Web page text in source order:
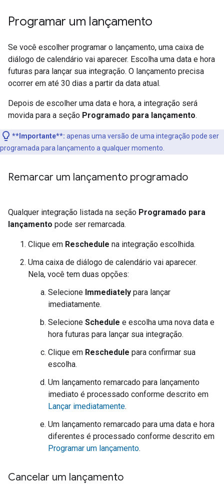
Programar um lançamento
Se você escolher programar o lançamento, uma caixa de
diálogo de calendário vai aparecer. Escolha uma data e hora
futuras para lançar sua integração. O lançamento precisa
ocorrer em até 30 dias a partir da data atual.
Depois de escolher uma data e hora, a integração será
movida para a seção Programado para lançamento.
**Importante**: apenas uma versão de uma integração pode ser
programada para lançamento a qualquer momento.
Remarcar um lançamento programado
Qualquer integração listada na seção Programado para
lançamento pode ser remarcada.
Clique em Reschedule na integração escolhida.
Uma caixa de diálogo de calendário vai aparecer.
Nela, você tem duas opções:
Selecione Immediately para lançar
imediatamente.
Selecione Schedule e escolha uma nova data e
hora futuras para lançar sua integração.
Clique em Reschedule para confirmar sua
escolha.
Um lançamento remarcado para lançamento
imediato é processado conforme descrito em
Lançar imediatamente.
Um lançamento remarcado para uma data e hora
diferentes é processado conforme descrito em
Programar um lançamento.
Cancelar um lançamento